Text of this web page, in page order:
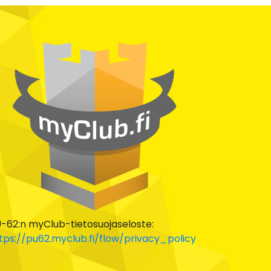
62:n myClub-tietosuojaseloste:
pu62.myclub.fi/flow/privacy_policy